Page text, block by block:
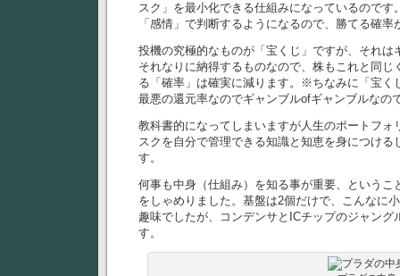
スク」を最小化できる仕組みになっているのです
「感情」で判断するようになるので、勝てる確率
投機の究極的なものが「宝くじ」ですが、それは
それなりに納得するものなので、株もこれと同じ
る「確率」は確実に減ります。※ちなみに「宝く
最悪の還元率なのでギャンブルofギャンブルなの
教科書的になってしまいますが人生のポートフォ
スクを自分で管理できる知識と知恵を身につける
す。
何事も中身（仕組み）を知る事が重要、というこ
をしゃめりました。基盤は2個だけで、こんなに
趣味でしたが、コンデンサとICチップのジャング
す。